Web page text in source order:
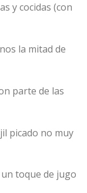
y cocidas (con
la mitad de
parte de las
picado no muy
toque de jugo